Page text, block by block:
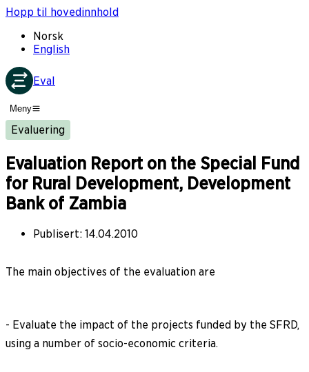
Hopp til hovedinnhold
Norsk
English
Eval
Meny
Evaluering
Evaluation Report on the Special Fund
for Rural Development, Development
Bank of Zambia
Publisert: 14.04.2010
The main objectives of the evaluation are
- Evaluate the impact of the projects funded by the SFRD,
using a number of socio-economic criteria.